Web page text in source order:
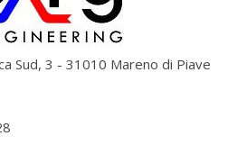
Sud, 3 - 31010 Mareno di Piave